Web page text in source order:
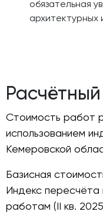
обязательная
архитектурных
Стоимость работ
использованием
Кемеровской
Базисная
Индекс
работам (II кв.